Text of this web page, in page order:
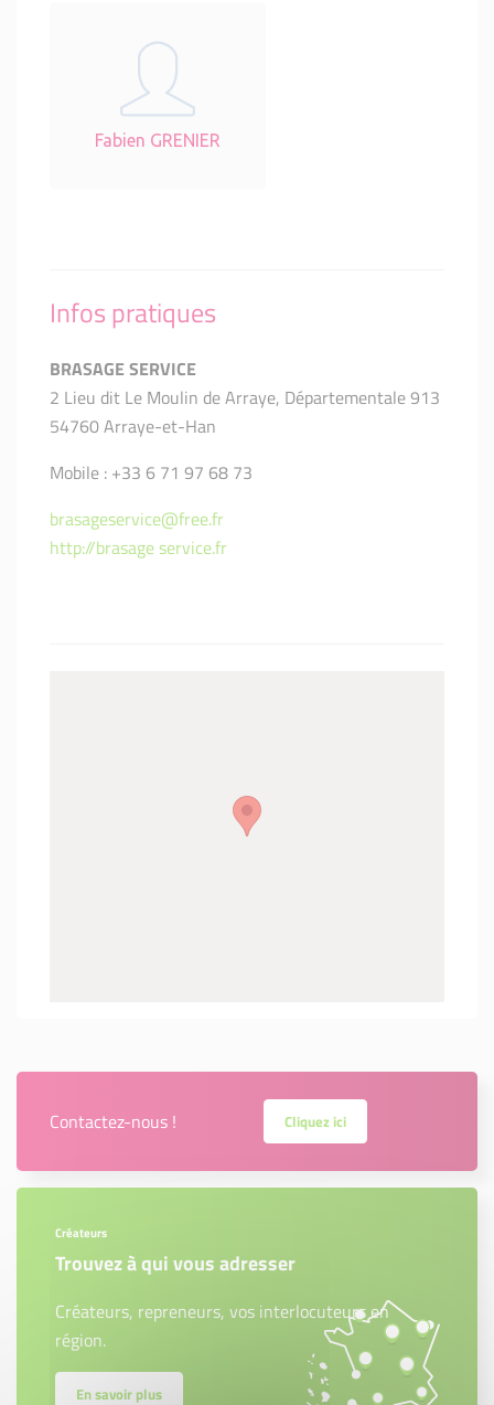
Fabien GRENIER
Infos pratiques
BRASAGE SERVICE
2 Lieu dit Le Moulin de Arraye, Départementale 913
54760 Arraye-et-Han
Mobile : +33 6 71 97 68 73
brasageservice@free.fr
http://brasage service.fr
Contactez-nous ! Cliquez ici
Créateurs
Trouvez à qui vous adresser
Créateurs, repreneurs, vos interlocuteurs en
région.
En savoir plus